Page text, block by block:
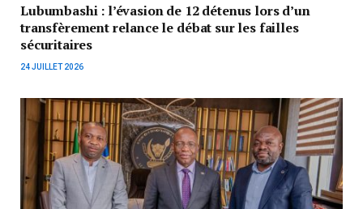
Lubumbashi : l’évasion de 12 détenus lors d’un
transfèrement relance le débat sur les failles
sécuritaires
24 JUILLET 2026